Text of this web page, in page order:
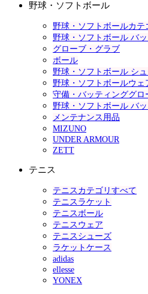
野球・ソフトボール
野球・ソフトボールカテ
野球・ソフトボール バッ
グローブ・グラブ
ボール
野球・ソフトボール シ
野球・ソフトボールウェ
守備・バッティンググロ
野球・ソフトボール バ
メンテナンス用品
MIZUNO
UNDER ARMOUR
ZETT
テニス
テニスカテゴリすべて
テニスラケット
テニスボール
テニスウェア
テニスシューズ
ラケットケース
adidas
ellesse
YONEX